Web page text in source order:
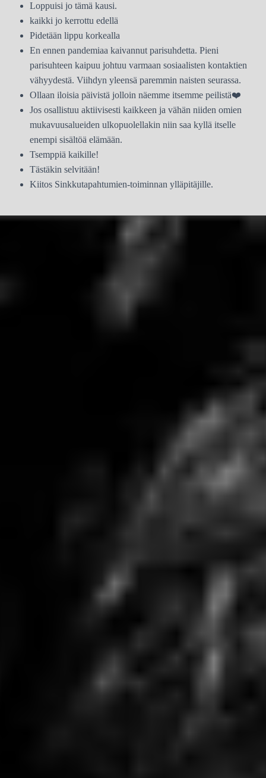
Loppuisi jo tämä kausi.
kaikki jo kerrottu edellä
Pidetään lippu korkealla
En ennen pandemiaa kaivannut parisuhdetta. Pieni
parisuhteen kaipuu johtuu varmaan sosiaalisten kontaktien
vähyydestä. Viihdyn yleensä paremmin naisten seurassa.
Ollaan iloisia päivistä jolloin näemme itsemme peilistä❤️
Jos osallistuu aktiivisesti kaikkeen ja vähän niiden omien
mukavuusalueiden ulkopuolellakin niin saa kyllä itselle
enempi sisältöä elämään.
Tsemppiä kaikille!
Tästäkin selvitään!
Kiitos Sinkkutapahtumien-toiminnan ylläpitäjille.